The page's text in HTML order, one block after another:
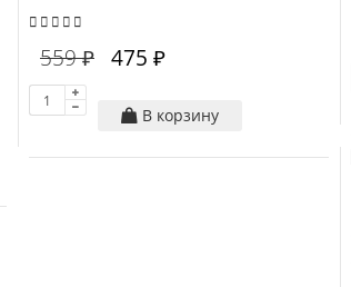
559 ₽ 475 ₽
В корзину